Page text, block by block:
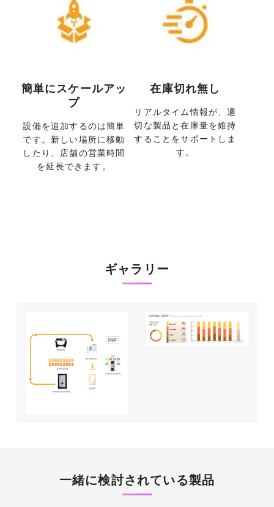
簡単にスケールアッ
プ
設備を追加するのは簡単
です。新しい場所に移動
したり、店舗の営業時間
を延長できます。
在庫切れ無し
リアルタイム情報が、適
切な製品と在庫量を維持
することをサポートしま
す。
ギャラリー
一緒に検討されている製品